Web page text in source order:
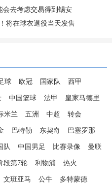
会去考虑交易得到锡安
将在球衣退役当天发售
球 欧冠 国家队 西甲
中国篮球 法甲 皇家马德里
米兰 五洲 中超 转会
巴特勒 东契奇 巴塞罗那
队 中国男足 比赛录像 曼联
段第7轮 利物浦 热火
文班亚马 公牛 多特蒙德